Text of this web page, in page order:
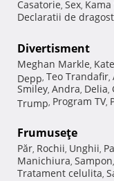
Casatorie, Sex,
Declaratii de
Divertisment
Meghan Markle,
Depp, Teo Trandafir,
Smiley, Andra, Delia,
Trump, Program TV,
Frumuseţe
Păr, Rochii, Unghii,
Manichiura, Sampon,
Tratament celulita,